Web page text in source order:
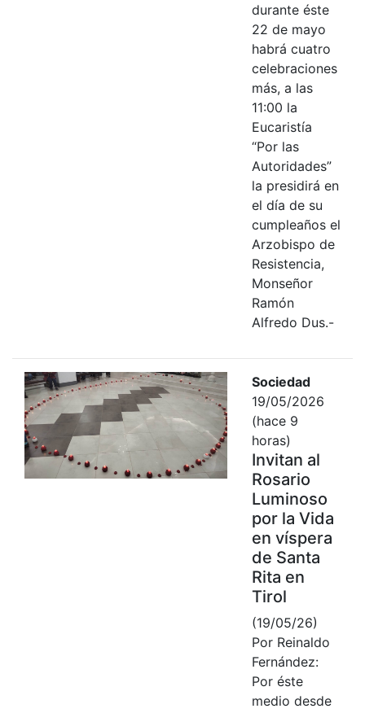
durante éste
22 de mayo
habrá cuatro
celebraciones
más, a las
11:00 la
Eucaristía
“Por las
Autoridades”
la presidirá en
el día de su
cumpleaños el
Arzobispo de
Resistencia,
Monseñor
Ramón
Alfredo Dus.-
Sociedad
19/05/2026
(hace 9
horas)
Invitan al
Rosario
Luminoso
por la Vida
en víspera
de Santa
Rita en
Tirol
(19/05/26)
Por Reinaldo
Fernández:
Por éste
medio desde